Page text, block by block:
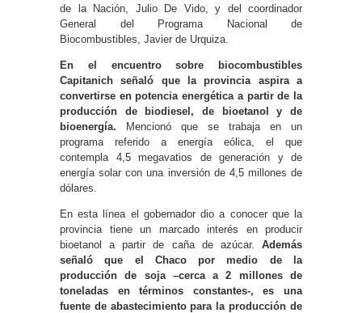
de la Nación, Julio De Vido, y del coordinador
General del Programa Nacional de
Biocombustibles, Javier de Urquiza.
En el encuentro sobre biocombustibles
Capitanich señaló que la provincia aspira a
convertirse en potencia energética a partir de la
producción de biodiesel, de bioetanol y de
bioenergía. Mencionó que se trabaja en un
programa referido a energía eólica, el que
contempla 4,5 megavatios de generación y de
energía solar con una inversión de 4,5 millones de
dólares.
En esta línea el gobernador dio a conocer que la
provincia tiene un marcado interés en producir
bioetanol a partir de caña de azúcar. Además
señaló que el Chaco por medio de la
producción de soja –cerca a 2 millones de
toneladas en términos constantes-, es una
fuente de abastecimiento para la producción de